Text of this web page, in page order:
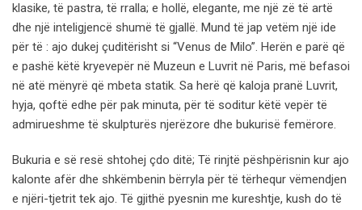
klasike, të pastra, të rralla; e hollë, elegante, me një zë të artë
dhe një inteligjencë shumë të gjallë. Mund të jap vetëm një ide
për të : ajo dukej çuditërisht si “Venus de Milo”. Herën e parë që
e pashë këtë kryevepër në Muzeun e Luvrit në Paris, më befasoi
në atë mënyrë që mbeta statik. Sa herë që kaloja pranë Luvrit,
hyja, qoftë edhe për pak minuta, për të soditur këtë vepër të
admirueshme të skulpturës njerëzore dhe bukurisë femërore.
Bukuria e së resë shtohej çdo ditë; Të rinjtë pëshpërisnin kur ajo
kalonte afër dhe shkëmbenin bërryla për të tërhequr vëmendjen
e njëri-tjetrit tek ajo. Të gjithë pyesnin me kureshtje, kush do të